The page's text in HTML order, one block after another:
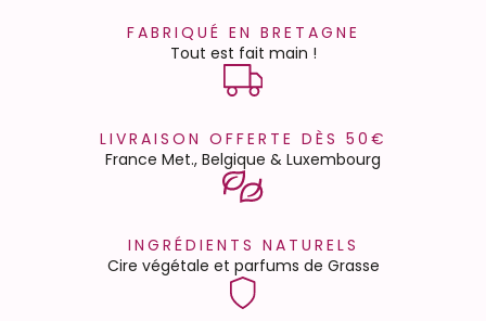
FABRIQUÉ EN BRETAGNE
Tout est fait main !
LIVRAISON OFFERTE DÈS 50€
France Met., Belgique & Luxembourg
INGRÉDIENTS NATURELS
Cire végétale et parfums de Grasse